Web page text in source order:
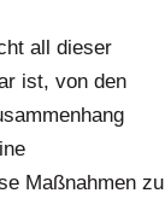
all dieser
ist, von den
Maßnahmen zu